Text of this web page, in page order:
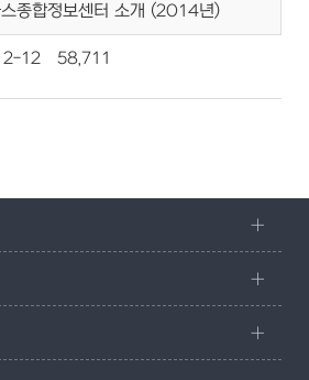
스종합정보센터 소개 (2014년)
12 58,711